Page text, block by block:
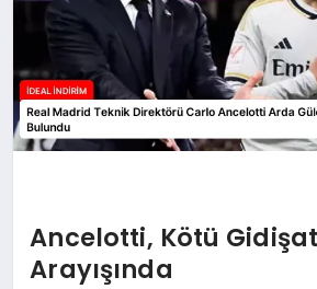
Ancelotti, Kötü
Arayışında